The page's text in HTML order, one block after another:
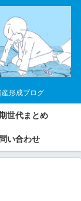
形成ブログ
世代まとめ
い合わせ